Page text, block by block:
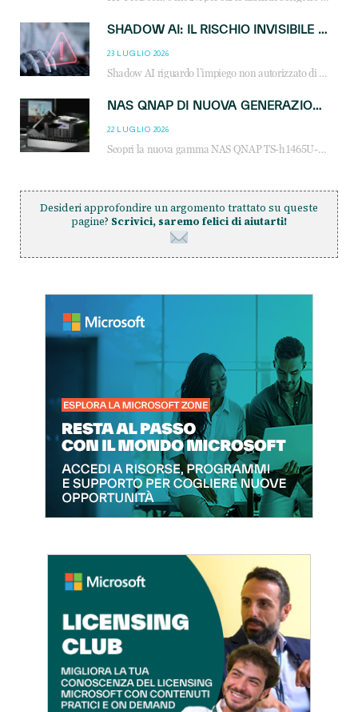
SHADOW AI: IL RISCHIO INVISIBILE CHE LE AZIENDE POSSONO GOVERNARE
23 LUGLIO 2026
Shadow AI riguardo l’impiego non autorizzato di sistemi AI all’interno dell’azienda. E’ una pratica che si diffonde a partire dai dipendenti fino ai dirigenti e mette a repentaglio la cybersecurity, con costi più elevati per le organizzazioni. Due recenti report illustrano il fenomeno e forniscono dati in merito
NAS QNAP DI NUOVA GENERAZIONE: PIÙ PRESTAZIONI, SCALABILITÀ E PROTEZIONE DEI DATI PER LE INFRASTRUTTURE IT MODERNE
22 LUGLIO 2026
Scopri la nuova gamma NAS QNAP TS-h1465U-RP, TS-h1065eU e TS-h665U: storage aziendale con ZFS, DDR5, E1.S NVMe e connettività 2.5GbE per backup, virtualizzazione e cybersecurity.
Desideri approfondire un argomento trattato su queste
pagine? Scrivici, saremo felici di aiutarti!